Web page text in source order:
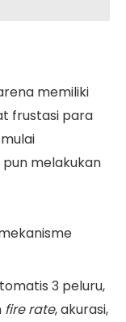
memiliki
frustasi para
melakukan
3 peluru,
fire rate, akurasi,